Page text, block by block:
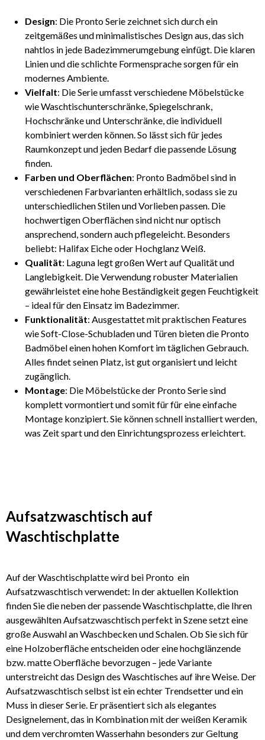
Design: Die Pronto Serie zeichnet sich durch ein
zeitgemäßes und minimalistisches Design aus, das sich
nahtlos in jede Badezimmerumgebung einfügt. Die klaren
Linien und die schlichte Formensprache sorgen für ein
modernes Ambiente.
Vielfalt: Die Serie umfasst verschiedene Möbelstücke
wie Waschtischunterschränke, Spiegelschrank,
Hochschränke und Unterschränke, die individuell
kombiniert werden können. So lässt sich für jedes
Raumkonzept und jeden Bedarf die passende Lösung
finden.
Farben und Oberflächen: Pronto Badmöbel sind in
verschiedenen Farbvarianten erhältlich, sodass sie zu
unterschiedlichen Stilen und Vorlieben passen. Die
hochwertigen Oberflächen sind nicht nur optisch
ansprechend, sondern auch pflegeleicht. Besonders
beliebt: Halifax Eiche oder Hochglanz Weiß.
Qualität: Laguna legt großen Wert auf Qualität und
Langlebigkeit. Die Verwendung robuster Materialien
gewährleistet eine hohe Beständigkeit gegen Feuchtigkeit
– ideal für den Einsatz im Badezimmer.
Funktionalität: Ausgestattet mit praktischen Features
wie Soft-Close-Schubladen und Türen bieten die Pronto
Badmöbel einen hohen Komfort im täglichen Gebrauch.
Alles findet seinen Platz, ist gut organisiert und leicht
zugänglich.
Montage: Die Möbelstücke der Pronto Serie sind
komplett vormontiert und somit für für eine einfache
Montage konzipiert. Sie können schnell installiert werden,
was Zeit spart und den Einrichtungsprozess erleichtert.
Aufsatzwaschtisch auf
Waschtischplatte
Auf der Waschtischplatte wird bei Pronto ein
Aufsatzwaschtisch verwendet: In der aktuellen Kollektion
finden Sie die neben der passende Waschtischplatte, die Ihren
ausgewählten Aufsatzwaschtisch perfekt in Szene setzt eine
große Auswahl an Waschbecken und Schalen. Ob Sie sich für
eine Holzoberfläche entscheiden oder eine hochglänzende
bzw. matte Oberfläche bevorzugen – jede Variante
unterstreicht das Design des Waschtisches auf ihre Weise. Der
Aufsatzwaschtisch selbst ist ein echter Trendsetter und ein
Muss in dieser Serie. Er präsentiert sich als elegantes
Designelement, das in Kombination mit der weißen Keramik
und dem verchromten Wasserhahn besonders zur Geltung